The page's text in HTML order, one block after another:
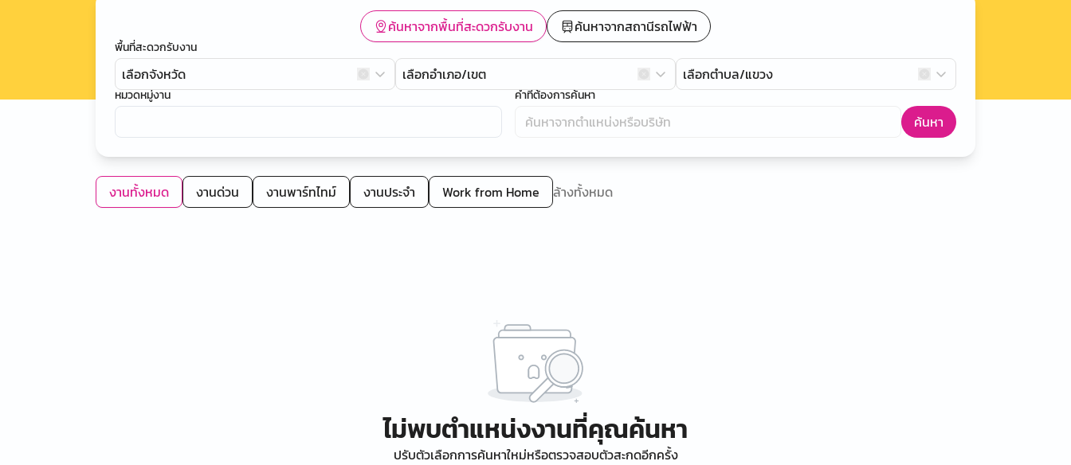
ค้นหาจากพื้นที่สะดวกรับงาน ค้นหาจากสถานีรถไฟฟ้า
พื้นที่สะดวกรับงาน
เลือกจังหวัด เลือกอำเภอ/เขต เลือกตำบล/แขวง
หมวดหมู่งาน คำที่ต้องการค้นหา
ค้นหา
งานทั้งหมด งานด่วน งานพาร์ทไทม์ งานประจำ Work from Home ล้างทั้งหมด
ไม่พบตำแหน่งงานที่คุณค้นหา
ปรับตัวเลือกการค้นหาใหม่หรือตรวจสอบตัวสะกดอีกครั้ง